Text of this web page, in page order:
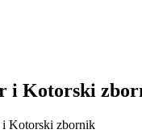
i Kotorski
i Kotorski zbornik